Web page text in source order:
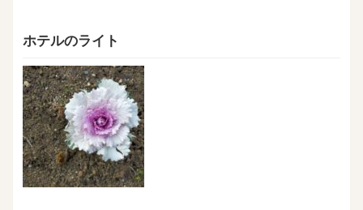
ホテルのライト